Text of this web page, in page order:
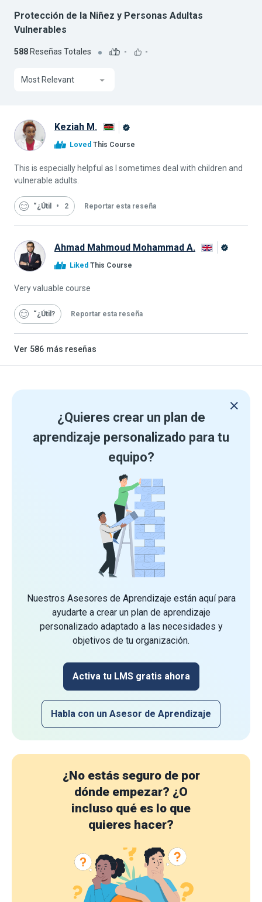
Protección de la Niñez y Personas Adultas
Vulnerables
588 Reseñas Totales - -
Most Relevant
Keziah M.
Alison
Loved This Course
This is especially helpful as I sometimes deal with children and
vulnerable adults.
“¿Útil 2 Reportar esta reseña
Ahmad Mahmoud Mohammad A.
Liked This Course
Very valuable course
“¿Útil Reportar esta reseña
Ver 586 más reseñas
¿Quieres crear un plan de
aprendizaje personalizado para tu
equipo?
Nuestros Asesores de Aprendizaje están aquí para
ayudarte a crear un plan de aprendizaje
personalizado adaptado a las necesidades y
objetivos de tu organización.
Activa tu LMS gratis ahora
Habla con un Asesor de Aprendizaje
¿No estás seguro de por
dónde empezar? ¿O
incluso qué es lo que
quieres hacer?